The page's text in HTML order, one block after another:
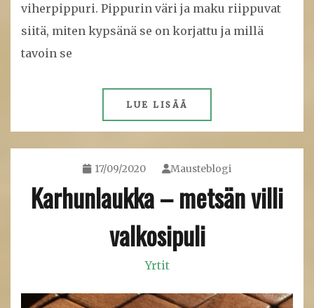
viherpippuri. Pippurin väri ja maku riippuvat
siitä, miten kypsänä se on korjattu ja millä
tavoin se
LUE LISÄÄ
17/09/2020 Mausteblogi
Karhunlaukka – metsän villi
valkosipuli
Yrtit